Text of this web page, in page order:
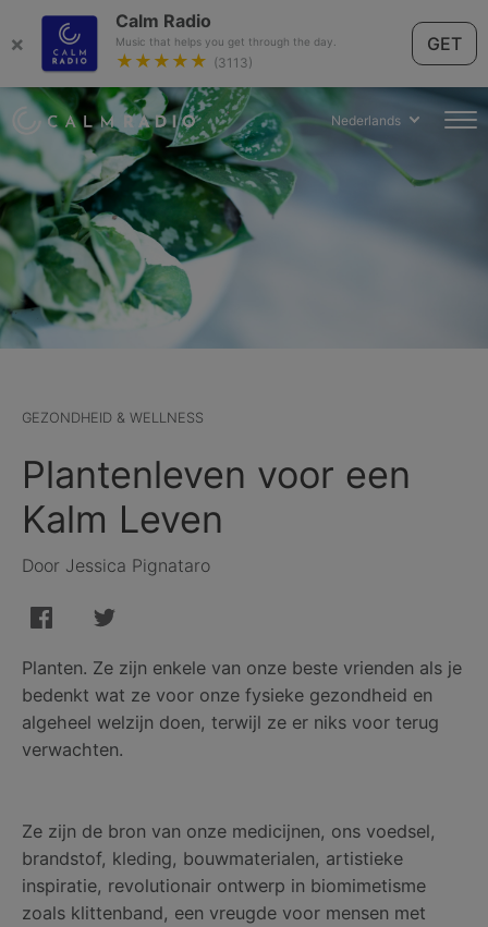
×
Calm Radio
Music that helps you get through the day.
★★★★★ (3113)
GET
Nederlands
GEZONDHEID & WELLNESS
Plantenleven voor een
Kalm Leven
Door Jessica Pignataro
Planten. Ze zijn enkele van onze beste vrienden als je
bedenkt wat ze voor onze fysieke gezondheid en
algeheel welzijn doen, terwijl ze er niks voor terug
verwachten.
Ze zijn de bron van onze medicijnen, ons voedsel,
brandstof, kleding, bouwmaterialen, artistieke
inspiratie, revolutionair ontwerp in biomimetisme
zoals klittenband, een vreugde voor mensen met